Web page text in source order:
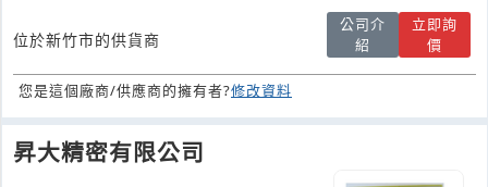
位於新竹市的供貨商
公司介
紹
立即詢
價
您是這個廠商/供應商的擁有者?修改資料
昇大精密有限公司